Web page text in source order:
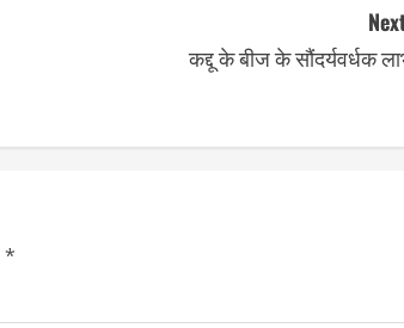
कद्दू के बीज के सौंदर्यवर्धक
*